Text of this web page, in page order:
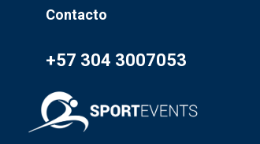
Contacto
+57 304 3007053